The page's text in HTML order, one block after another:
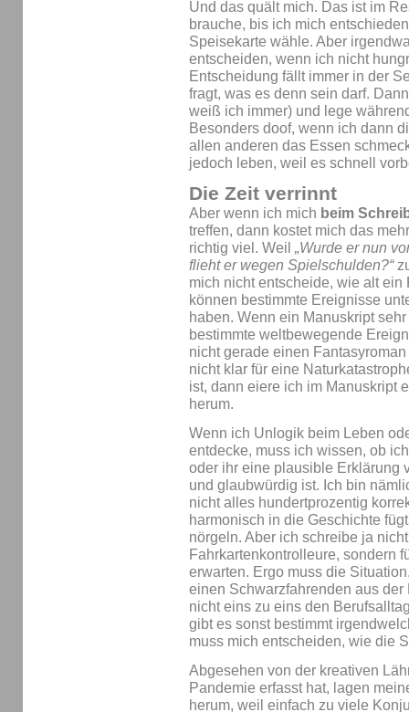
Und das quält mich. Das ist im
brauche, bis ich mich
Speisekarte wähle. Aber
entscheiden, wenn ich nicht
Entscheidung fällt immer in der
fragt, was es denn sein darf.
weiß ich immer) und lege
Besonders doof, wenn ich dann
allen anderen das Essen
jedoch leben, weil es schnell
Die Zeit verrinnt
Aber wenn ich mich beim
treffen, dann kostet mich das
richtig viel. Weil „Wurde er nun
flieht er wegen Spielschulden?“
mich nicht entscheide, wie alt
können bestimmte Ereignisse
haben. Wenn ein Manuskript
bestimmte weltbewegende
nicht gerade einen
nicht klar für eine
ist, dann eiere ich im Manuskript
herum.
Wenn ich Unlogik beim Leben
entdecke, muss ich wissen, ob
oder ihr eine plausible Erklärung
und glaubwürdig ist. Ich bin
nicht alles hundertprozentig
harmonisch in die Geschichte
nörgeln. Aber ich schreibe ja
Fahrkartenkontrolleure, sondern
erwarten. Ergo muss die
einen Schwarzfahrenden aus
nicht eins zu eins den
gibt es sonst bestimmt
muss mich entscheiden, wie die
Abgesehen von der kreativen
Pandemie erfasst hat, lagen
herum, weil einfach zu viele